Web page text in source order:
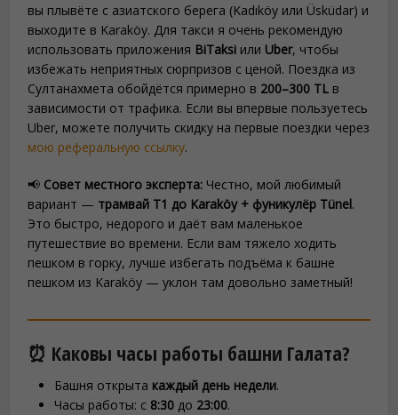
вы плывёте с азиатского берега (Kadıköy или Üsküdar) и
выходите в Karaköy. Для такси я очень рекомендую
использовать приложения BiTaksi или Uber, чтобы
избежать неприятных сюрпризов с ценой. Поездка из
Султанахмета обойдётся примерно в 200–300 TL в
зависимости от трафика. Если вы впервые пользуетесь
Uber, можете получить скидку на первые поездки через
мою реферальную ссылку.
📢 Совет местного эксперта: Честно, мой любимый
вариант — трамвай T1 до Karaköy + фуникулёр Tünel.
Это быстро, недорого и даёт вам маленькое
путешествие во времени. Если вам тяжело ходить
пешком в горку, лучше избегать подъёма к башне
пешком из Karaköy — уклон там довольно заметный!
⏰ Каковы часы работы башни Галата?
Башня открыта каждый день недели.
Часы работы: с 8:30 до 23:00.